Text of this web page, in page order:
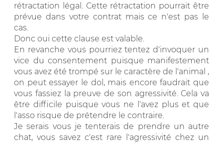
rétractation légal. Cette rétractation pourrait être
prévue dans votre contrat mais ce n'est pas le
cas.
Donc oui cette clause est valable.
En revanche vous pourriez tentez d'invoquer un
vice du consentement puisque manifestement
vous avez été trompé sur le caractère de l'animal ,
on peut essayer le dol, mais encore faudrait que
vous fassiez la preuve de son agressivité. Cela va
être difficile puisque vous ne l'avez plus et que
l'asso risque de prétendre le contraire.
Je serais vous je tenterais de prendre un autre
chat, vous savez c'est rare l'agressivité chez un